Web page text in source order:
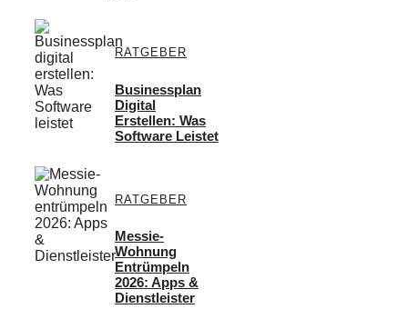
RATGEBER
Businessplan
Digital
Erstellen: Was
Software Leistet
RATGEBER
Messie-
Wohnung
Entrümpeln
2026: Apps &
Dienstleister